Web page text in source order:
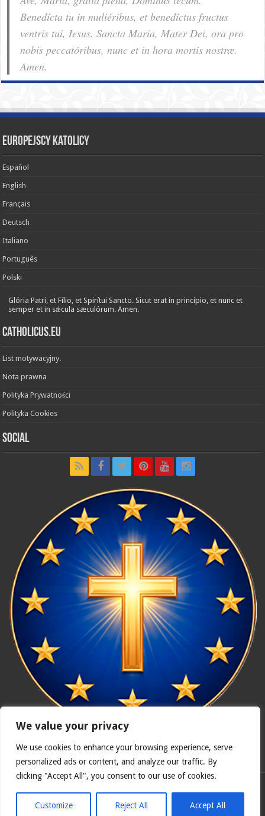
We value your privacy
We use cookies to enhance your browsing experience, serve
personalized ads or content, and analyze our traffic. By
clicking "Accept All", you consent to our use of cookies.
Customize Reject All Accept All
Benedícta tu in muliéribus, et benedíctus fructus
ventris tui, Iesus. Sancta Maria, Mater Dei, ora pro
nobis pec­ca­tóribus, nunc et in hora mortis nostræ.
Amen.
Europejscy katolicy
Español
English
Français
Deutsch
Italiano
Português
Polski
Glória Patri, et Fílio, et Spirítui Sancto. Sicut erat in princípio, et nunc et
semper et in sǽcula sæculórum. Amen.
Catholicus.eu
List motywacyjny.
Nota prawna
Polityka Prywatności
Polityka Cookies
Social
In nómine Patris, et Fílii, et Spíritus Sancti. Amen.